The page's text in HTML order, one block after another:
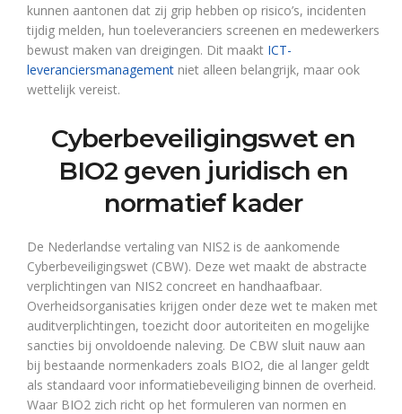
kunnen aantonen dat zij grip hebben op risico’s, incidenten
tijdig melden, hun toeleveranciers screenen en medewerkers
bewust maken van dreigingen. Dit maakt ICT-
leveranciersmanagement niet alleen belangrijk, maar ook
wettelijk vereist.
Cyberbeveiligingswet en
BIO2 geven juridisch en
normatief kader
De Nederlandse vertaling van NIS2 is de aankomende
Cyberbeveiligingswet (CBW). Deze wet maakt de abstracte
verplichtingen van NIS2 concreet en handhaafbaar.
Overheidsorganisaties krijgen onder deze wet te maken met
auditverplichtingen, toezicht door autoriteiten en mogelijke
sancties bij onvoldoende naleving. De CBW sluit nauw aan
bij bestaande normenkaders zoals BIO2, die al langer geldt
als standaard voor informatiebeveiliging binnen de overheid.
Waar BIO2 zich richt op het formuleren van normen en